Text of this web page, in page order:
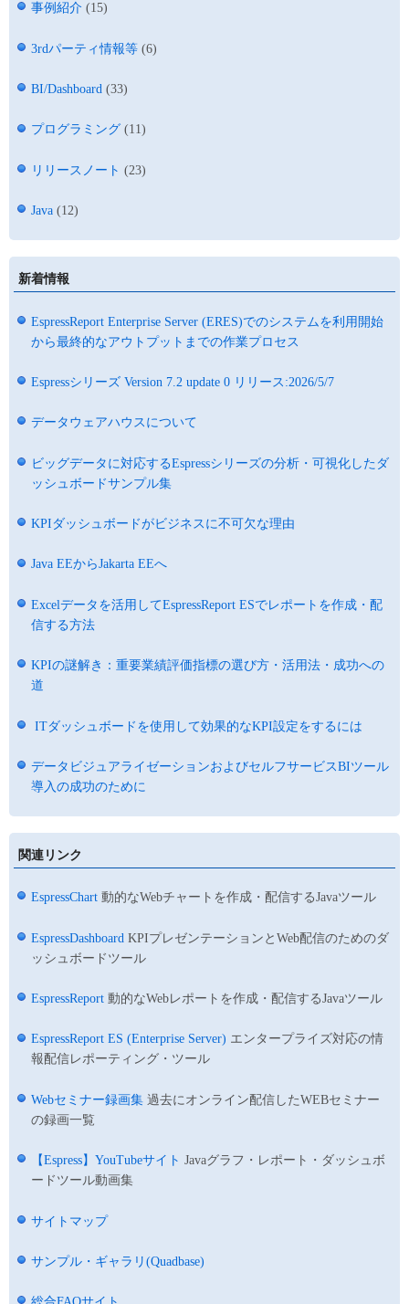
事例紹介 (15)
3rdパーティ情報等 (6)
BI/Dashboard (33)
プログラミング (11)
リリースノート (23)
Java (12)
新着情報
EspressReport Enterprise Server (ERES)でのシステムを利用開始
から最終的なアウトプットまでの作業プロセス
Espressシリーズ Version 7.2 update 0 リリース:2026/5/7
データウェアハウスについて
ビッグデータに対応するEspressシリーズの分析・可視化したダ
ッシュボードサンプル集
KPIダッシュボードがビジネスに不可欠な理由
Java EEからJakarta EEへ
Excelデータを活用してEspressReport ESでレポートを作成・配
信する方法
KPIの謎解き：重要業績評価指標の選び方・活用法・成功への
道
ITダッシュボードを使用して効果的なKPI設定をするには
データビジュアライゼーションおよびセルフサービスBIツール
導入の成功のために
関連リンク
EspressChart 動的なWebチャートを作成・配信するJavaツール
EspressDashboard KPIプレゼンテーションとWeb配信のためのダ
ッシュボードツール
EspressReport 動的なWebレポートを作成・配信するJavaツール
EspressReport ES (Enterprise Server) エンタープライズ対応の情
報配信レポーティング・ツール
Webセミナー録画集 過去にオンライン配信したWEBセミナー
の録画一覧
【Espress】YouTubeサイト Javaグラフ・レポート・ダッシュボ
ードツール動画集
サイトマップ
サンプル・ギャラリ(Quadbase)